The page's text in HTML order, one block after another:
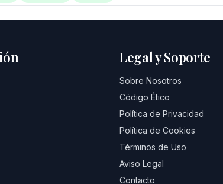
Legal y Soporte
Sobre Nosotros
Código Ético
Política de Privacidad
Política de Cookies
Términos de Uso
Aviso Legal
Contacto